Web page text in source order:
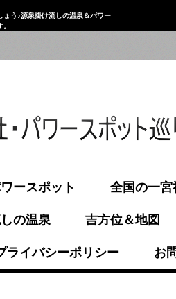
う♪源泉掛け流しの温泉＆パワー
ースポット 全国の一宮
の温泉 吉方位＆地図
ライバシーポリシー お